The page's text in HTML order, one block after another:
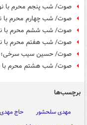
صوت/ شب پنجم محرم با
صوت/ شب چهارم محرم با
صوت/ شب ششم محرم با
صوت/ شب هفتم محرم با
صوت/ حسین سیب سرخی؛ دهه
صوت/ شب هشتم محرم با
برچسب‌ها
مهدی سلحشور حاج مهدی